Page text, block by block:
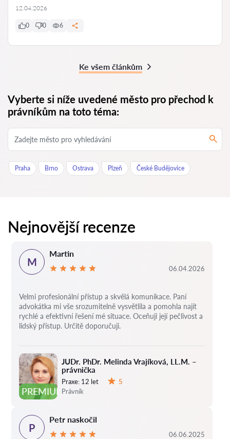
12.04.2026
0 0 6
Ke všem článkům
Vyberte si níže uvedené město pro přechod k
právníkům na toto téma:
Praha Brno Ostrava Plzeň České Budějovice
Nejnovější recenze
PREMIUM
JUDr. PhDr. Melinda Vrajíková, LL.M. –
právnička
Praxe: 12 let
5
Právník
M
Martin
06.04.2026
Velmi profesionální přístup a skvělá komunikace. Paní
advokátka mi vše srozumitelně vysvětlila a pomohla najít
rychlé a efektivní řešení mé situace. Oceňuji její pečlivost a
lidský přístup. Určitě doporučuji.
P
Petr naskočil
06.06.2025